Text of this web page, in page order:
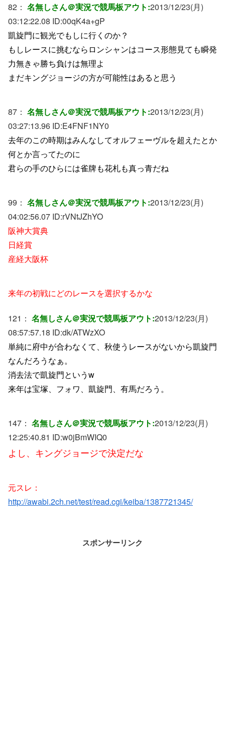
82： 名無しさん＠実況で競馬板アウト:2013/12/23(月)
03:12:22.08 ID:00qK4a+gP
凱旋門に観光でもしに行くのか？
もしレースに挑むならロンシャンはコース形態見ても瞬発
力無きゃ勝ち負けは無理よ
まだキングジョージの方が可能性はあると思う
87： 名無しさん＠実況で競馬板アウト:2013/12/23(月)
03:27:13.96 ID:E4FNF1NY0
去年のこの時期はみんなしてオルフェーヴルを超えたとか
何とか言ってたのに
君らの手のひらには雀牌も花札も真っ青だね
99： 名無しさん＠実況で競馬板アウト:2013/12/23(月)
04:02:56.07 ID:rVNtJZhYO
阪神大賞典
日経賞
産経大阪杯
来年の初戦にどのレースを選択するかな
121： 名無しさん＠実況で競馬板アウト:2013/12/23(月)
08:57:57.18 ID:dk/ATWzXO
単純に府中が合わなくて、秋使うレースがないから凱旋門
なんだろうなぁ。
消去法で凱旋門というw
来年は宝塚、フォワ、凱旋門、有馬だろう。
147： 名無しさん＠実況で競馬板アウト:2013/12/23(月)
12:25:40.81 ID:w0jBmWIQ0
よし、キングジョージで決定だな
元スレ：
http://awabi.2ch.net/test/read.cgi/keiba/1387721345/
スポンサーリンク